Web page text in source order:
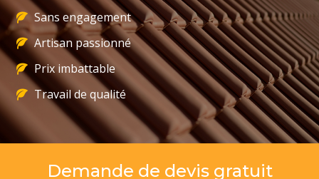
Sans engagement
Artisan passionné
Prix imbattable
Travail de qualité
Demande de devis gratuit